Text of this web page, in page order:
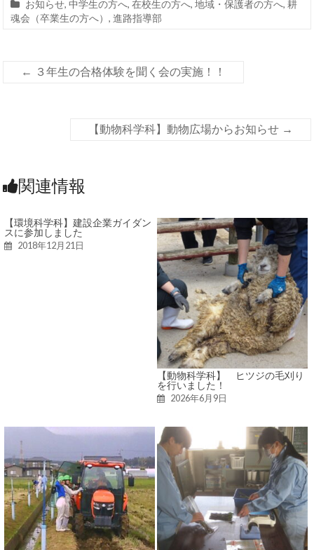
お知らせ,中学生の方へ,在校生の方へ,地域・保護者の方へ,耕
魂会（卒業生の方へ）,進路指導部
← ３年生の合格体験を聞く会の実施！！
【動物科学科】動物広場からお知らせ →
関連情報
【環境科学科】建設企業ガイダン
スに参加しました
2018年12月21日
【動物科学科】 ヒツジの毛刈り
を行いました！
2026年6月9日